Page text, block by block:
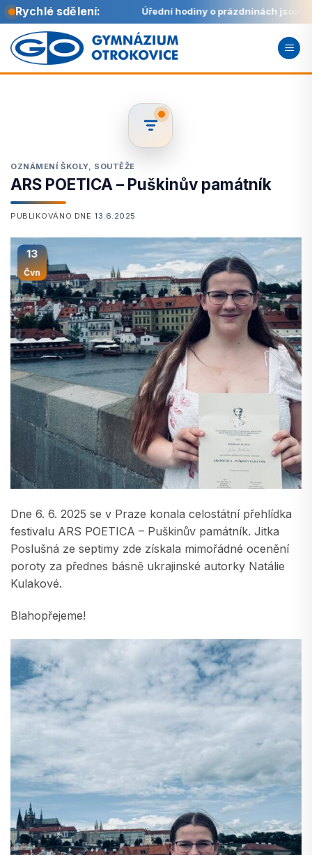
Rychlé sdělení:
do 11:00. Úřední hodiny o prázdninách jsou
Přeskočit
na
obsah
OZNÁMENÍ ŠKOLY, SOUTĚŽE
ARS POETICA – Puškinův památník
PUBLIKOVÁNO DNE 13.6.2025
13
Čvn
Dne 6. 6. 2025 se v Praze konala celostátní přehlídka
festivalu ARS POETICA – Puškinův památník. Jitka
Poslušná ze septimy zde získala mimořádné ocenění
poroty za přednes básně ukrajinské autorky Natálie
Kulakové.
Blahopřejeme!